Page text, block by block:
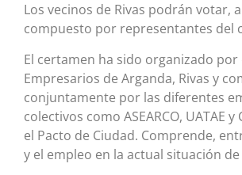
Los vecinos de Rivas podrán votar,
compuesto por representantes del
El certamen ha sido organizado por
Empresarios de Arganda, Rivas y
conjuntamente por las diferentes
colectivos como ASEARCO,
el Pacto de Ciudad. Comprende,
y el empleo en la actual situación